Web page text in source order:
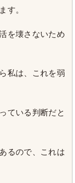
す。
を壊さないため
私は、これを弱
ている判断だと
るので、これは